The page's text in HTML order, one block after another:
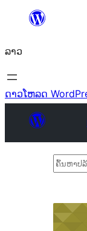
ທີ່
ເນື້ອຫາ
ລາວ
ດາວໂຫລດ
ຄົ້ນ
ລັກ